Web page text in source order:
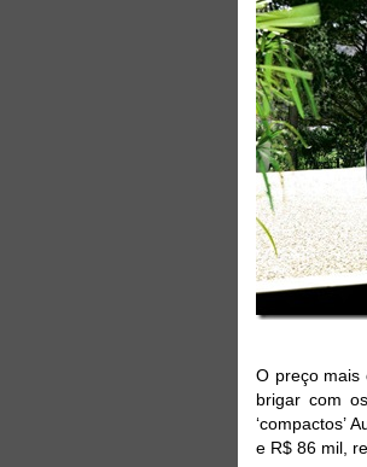
O preço mais
brigar com
‘compactos’
e R$ 86 mil,